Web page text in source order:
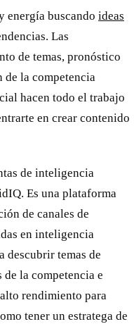
energía buscando ideas
Las
de temas, pronóstico
de la competencia
hacen todo el trabajo
en crear contenido
de inteligencia
Es una plataforma
de canales de
en inteligencia
descubrir temas de
de la competencia e
rendimiento para
tener un estratega de